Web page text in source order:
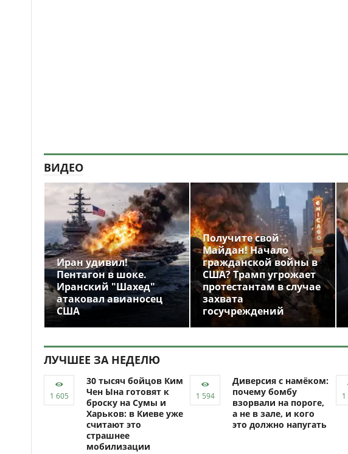
ВИДЕО
Иран удивил!
Пентагон в шоке.
Иранский "Шахед"
атаковал авианосец
США
Получите свой
Майдан! Начало
гражданской войны в
США? Трамп угрожает
протестантам в случае
захвата
госучреждений
ЛУЧШЕЕ ЗА НЕДЕЛЮ
30 тысяч бойцов Ким
Чен Ына готовят к
броску на Сумы и
Харьков: в Киеве уже
считают это
страшнее
мобилизации
Диверсия с намёком:
почему бомбу
взорвали на пороге,
а не в зале, и кого
это должно напугать